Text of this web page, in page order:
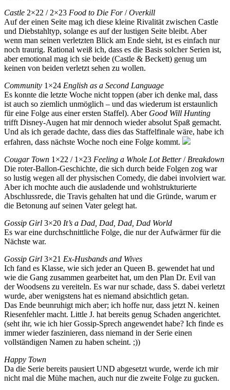
Castle 2×22 / 2×23 Food to Die For/Overkill
Auf der einen Seite mag ich diese kleine Rivalität zwischen Castle
und Diebstahltyp, solange es auf der lustigen Seite bleibt. Aber
wenn man seinen verletzten Blick am Ende sieht, ist es einfach nur
noch traurig. Rational weiß ich, dass es die Basis solcher Serien ist,
aber emotional mag ich sie beide (Castle & Beckett) genug um
keinen von beiden verletzt sehen zu wollen.
Community 1×24 English as a Second Language
Es konnte die letzte Woche nicht toppen (aber ich denke mal, dass
ist auch so ziemlich unmöglich – und das wiederum ist erstaunlich
für eine Folge aus einer ersten Staffel). Aber Good Will Hunting
trifft Disney-Augen hat mir dennoch wieder absolut Spaß gemacht.
Und als ich gerade dachte, dass dies das Staffelfinale wäre, habe ich
erfahren, dass nächste Woche noch eine Folge kommt.
Cougar Town 1×22 / 1×23 Feeling a Whole Lot Better/ Breakdown
Die roter-Ballon-Geschichte, die sich durch beide Folgen zog war
so lustig wegen all der physischen Comedy, die dabei involviert war.
Aber ich mochte auch die ausladende und wohlstrukturierte
Abschlussrede, die Travis gehalten hat und die Gründe, warum er
die Betonung auf seinen Vater gelegt hat.
Gossip Girl 3×20 It’s a Dad, Dad, Dad, Dad World
Es war eine durchschnittliche Folge, die nur der Aufwärmer für die
Nächste war.
Gossip Girl 3×21 Ex-Husbands and Wives
Ich fand es Klasse, wie sich jeder an Queen B. gewendet hat und
wie die Gang zusammen gearbeitet hat, um den Plan Dr. Evil van
der Woodsens zu vereiteln. Es war nur schade, dass S. dabei verletzt
wurde, aber wenigstens hat es niemand absichtlich getan.
Das Ende beunruhigt mich aber; ich hoffe nur, dass jetzt N. keinen
Riesenfehler macht. Little J. hat bereits genug Schaden angerichtet.
(seht ihr, wie ich hier Gossip-Sprech angewendet habe? Ich finde es
immer wieder faszinieren, dass niemand in der Serie einen
vollständigen Namen zu haben scheint. ;))
Happy Town
Da die Serie bereits pausiert UND abgesetzt wurde, werde ich mir
nicht mal die Mühe machen, auch nur die zweite Folge zu gucken.